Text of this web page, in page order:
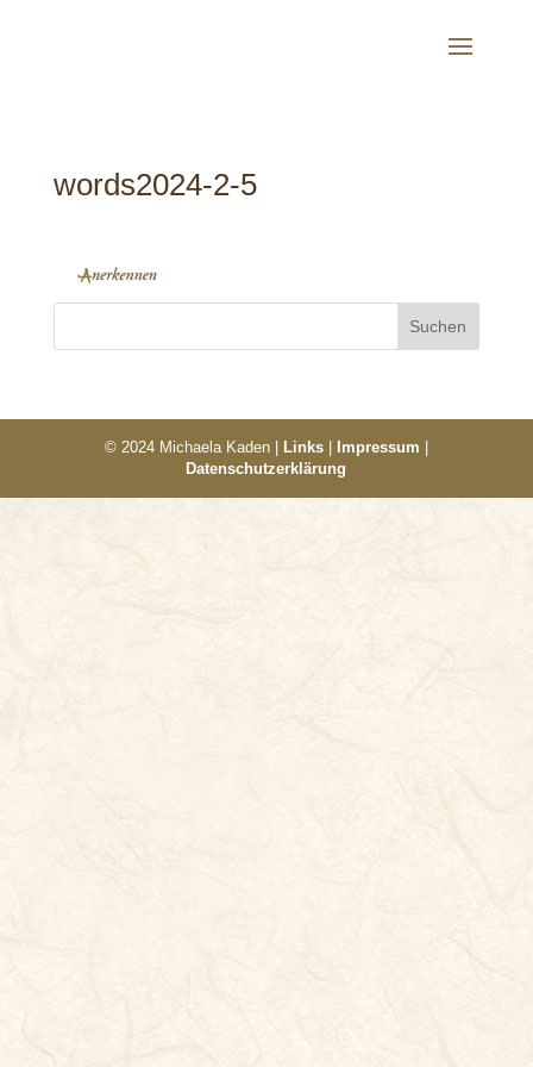
words2024-2-5
© 2024 Michaela Kaden | Links| Impressum
Datenschutzerklärung